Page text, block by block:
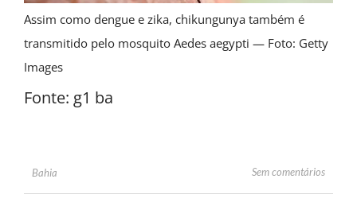
Assim como dengue e zika, chikungunya também é
transmitido pelo mosquito Aedes aegypti — Foto: Getty
Images
Fonte: g1 ba
Bahia Sem comentários